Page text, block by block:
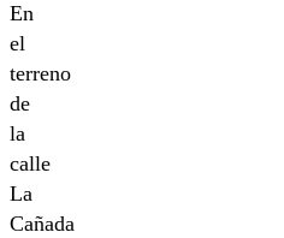
En
el
terreno
de
la
calle
La
Cañada